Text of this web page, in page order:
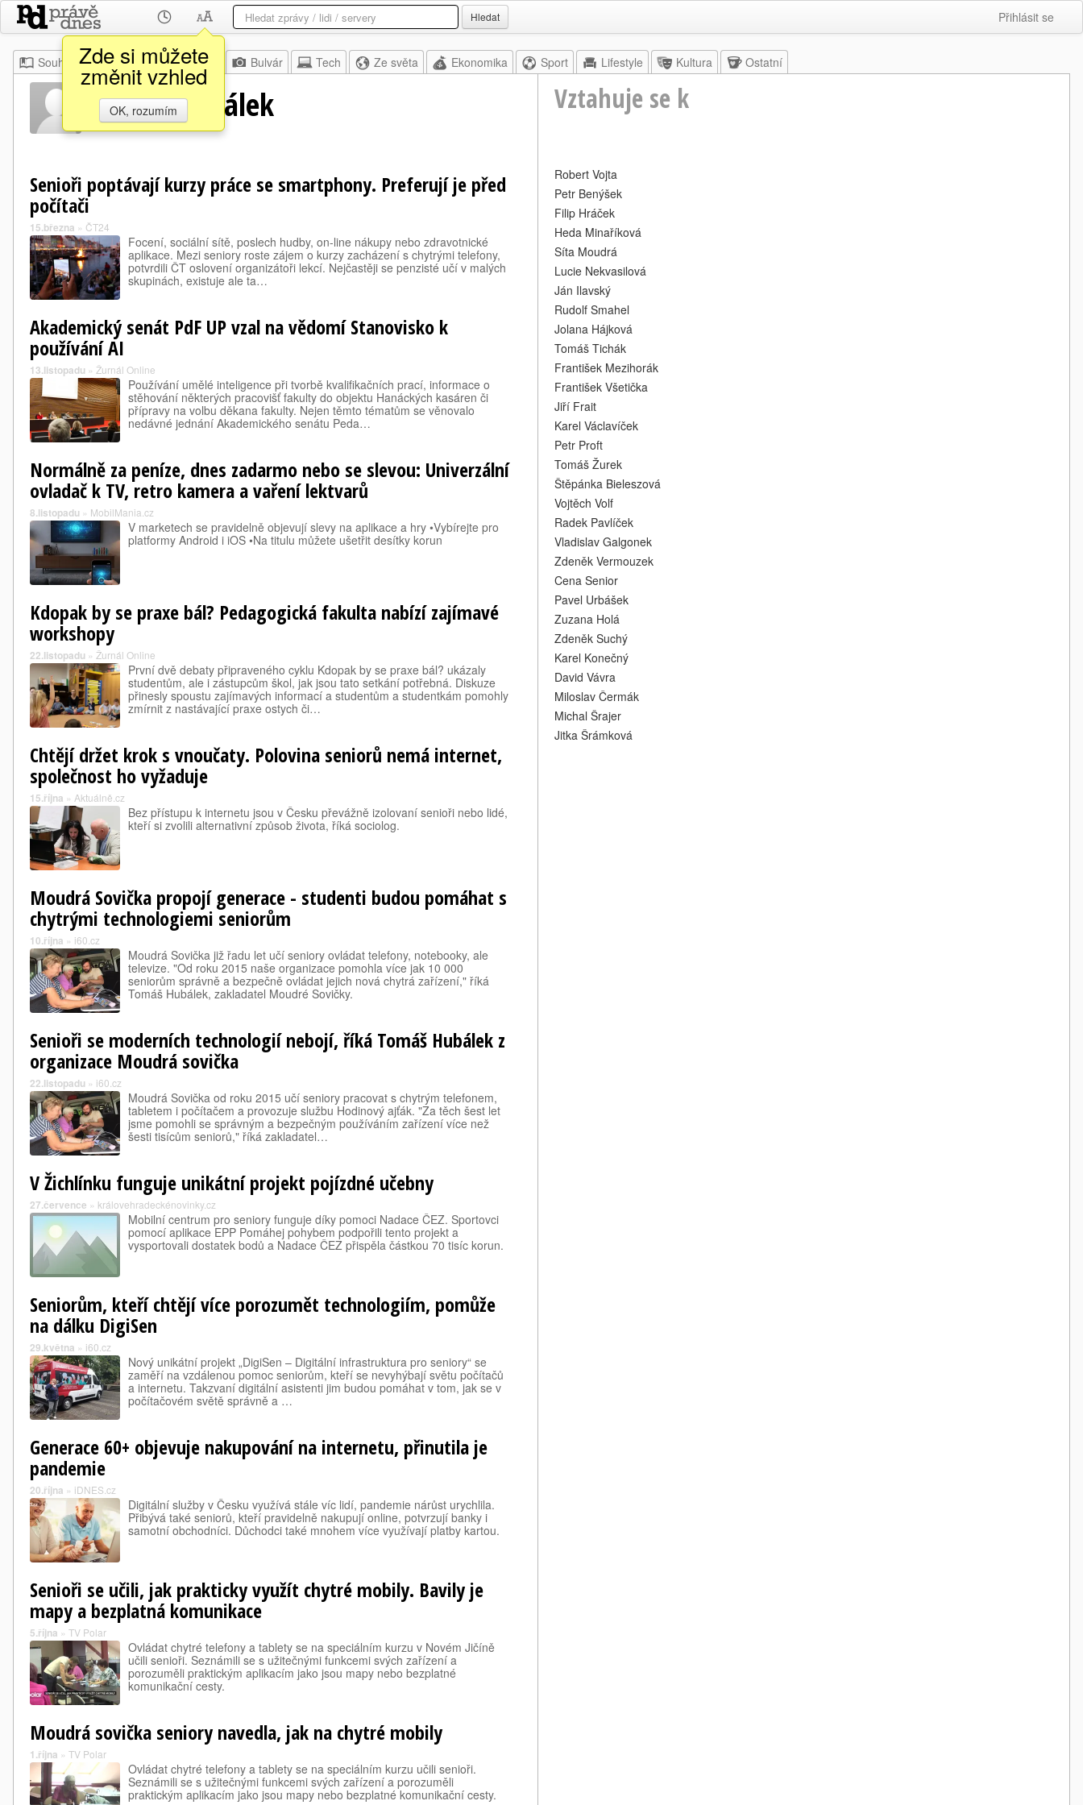
Zde si můžete
změnit vzhled
OK, rozumím
Hledat Přihlásit se
Souhrn Moje Z domova Bulvár Tech Ze světa Ekonomika Sport Lifestyle Kultura Ostatní
Tomáš Hubálek Vztahuje se k
Senioři poptávají kurzy práce se smartphony. Preferují je před
počítači
15.března » ČT24
Focení, sociální sítě, poslech hudby, on-line nákupy nebo zdravotnické
aplikace. Mezi seniory roste zájem o kurzy zacházení s chytrými telefony,
potvrdili ČT oslovení organizátoři lekcí. Nejčastěji se penzisté učí v malých
skupinách, existuje ale ta…
Akademický senát PdF UP vzal na vědomí Stanovisko k
používání AI
13.listopadu » Žurnál Online
Používání umělé inteligence při tvorbě kvalifikačních prací, informace o
stěhování některých pracovišť fakulty do objektu Hanáckých kasáren či
přípravy na volbu děkana fakulty. Nejen těmto tématům se věnovalo
nedávné jednání Akademického senátu Peda…
Normálně za peníze, dnes zadarmo nebo se slevou: Univerzální
ovladač k TV, retro kamera a vaření lektvarů
8.listopadu » MobilMania.cz
V marketech se pravidelně objevují slevy na aplikace a hry •Vybírejte pro
platformy Android i iOS •Na titulu můžete ušetřit desítky korun
Kdopak by se praxe bál? Pedagogická fakulta nabízí zajímavé
workshopy
22.listopadu » Žurnál Online
První dvě debaty připraveného cyklu Kdopak by se praxe bál? ukázaly
studentům, ale i zástupcům škol, jak jsou tato setkání potřebná. Diskuze
přinesly spoustu zajímavých informací a studentům a studentkám pomohly
zmírnit z nastávající praxe ostych či…
Chtějí držet krok s vnoučaty. Polovina seniorů nemá internet,
společnost ho vyžaduje
15.října » Aktuálně.cz
Bez přístupu k internetu jsou v Česku převážně izolovaní senioři nebo lidé,
kteří si zvolili alternativní způsob života, říká sociolog.
Moudrá Sovička propojí generace - studenti budou pomáhat s
chytrými technologiemi seniorům
10.října » i60.cz
Moudrá Sovička již řadu let učí seniory ovládat telefony, notebooky, ale
televize. "Od roku 2015 naše organizace pomohla více jak 10 000
seniorům správně a bezpečně ovládat jejich nová chytrá zařízení," říká
Tomáš Hubálek, zakladatel Moudré Sovičky.
Senioři se moderních technologií nebojí, říká Tomáš Hubálek z
organizace Moudrá sovička
22.listopadu » i60.cz
Moudrá Sovička od roku 2015 učí seniory pracovat s chytrým telefonem,
tabletem i počítačem a provozuje službu Hodinový ajťák. "Za těch šest let
jsme pomohli se správným a bezpečným používáním zařízení více než
šesti tisícům seniorů," říká zakladatel…
V Žichlínku funguje unikátní projekt pojízdné učebny
27.července » královehradeckénovinky.cz
Mobilní centrum pro seniory funguje díky pomoci Nadace ČEZ. Sportovci
pomocí aplikace EPP Pomáhej pohybem podpořili tento projekt a
vysportovali dostatek bodů a Nadace ČEZ přispěla částkou 70 tisíc korun.
Seniorům, kteří chtějí více porozumět technologiím, pomůže
na dálku DigiSen
29.května » i60.cz
Nový unikátní projekt „DigiSen – Digitální infrastruktura pro seniory“ se
zaměří na vzdálenou pomoc seniorům, kteří se nevyhýbají světu počítačů
a internetu. Takzvaní digitální asistenti jim budou pomáhat v tom, jak se v
počítačovém světě správně a …
Generace 60+ objevuje nakupování na internetu, přinutila je
pandemie
20.října » iDNES.cz
Digitální služby v Česku využívá stále víc lidí, pandemie nárůst urychlila.
Přibývá také seniorů, kteří pravidelně nakupují online, potvrzují banky i
samotní obchodníci. Důchodci také mnohem více využívají platby kartou.
Senioři se učili, jak prakticky využít chytré mobily. Bavily je
mapy a bezplatná komunikace
5.října » TV Polar
Ovládat chytré telefony a tablety se na speciálním kurzu v Novém Jičíně
učili senioři. Seznámili se s užitečnými funkcemi svých zařízení a
porozuměli praktickým aplikacím jako jsou mapy nebo bezplatné
komunikační cesty.
Moudrá sovička seniory navedla, jak na chytré mobily
1.října » TV Polar
Ovládat chytré telefony a tablety se na speciálním kurzu učili senioři.
Seznámili se s užitečnými funkcemi svých zařízení a porozuměli
praktickým aplikacím jako jsou mapy nebo bezplatné komunikační cesty.
Robert Vojta
Petr Benýšek
Filip Hráček
Heda Minaříková
Síta Moudrá
Lucie Nekvasilová
Ján Ilavský
Rudolf Smahel
Jolana Hájková
Tomáš Tichák
František Mezihorák
František Všetička
Jiří Frait
Karel Václavíček
Petr Proft
Tomáš Žurek
Štěpánka Bieleszová
Vojtěch Volf
Radek Pavlíček
Vladislav Galgonek
Zdeněk Vermouzek
Cena Senior
Pavel Urbášek
Zuzana Holá
Zdeněk Suchý
Karel Konečný
David Vávra
Miloslav Čermák
Michal Šrajer
Jitka Šrámková